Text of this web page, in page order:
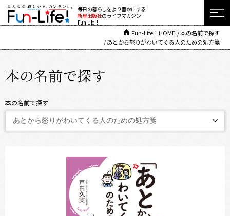
毎日の暮らしをより豊かにする
新星出版社のライフマガジン
Fun-Life！
Fun-Life！HOME
本の名前で探す
あとから怒りがわいてくる人のための処方箋
本の名前で探す
本の名前で探す